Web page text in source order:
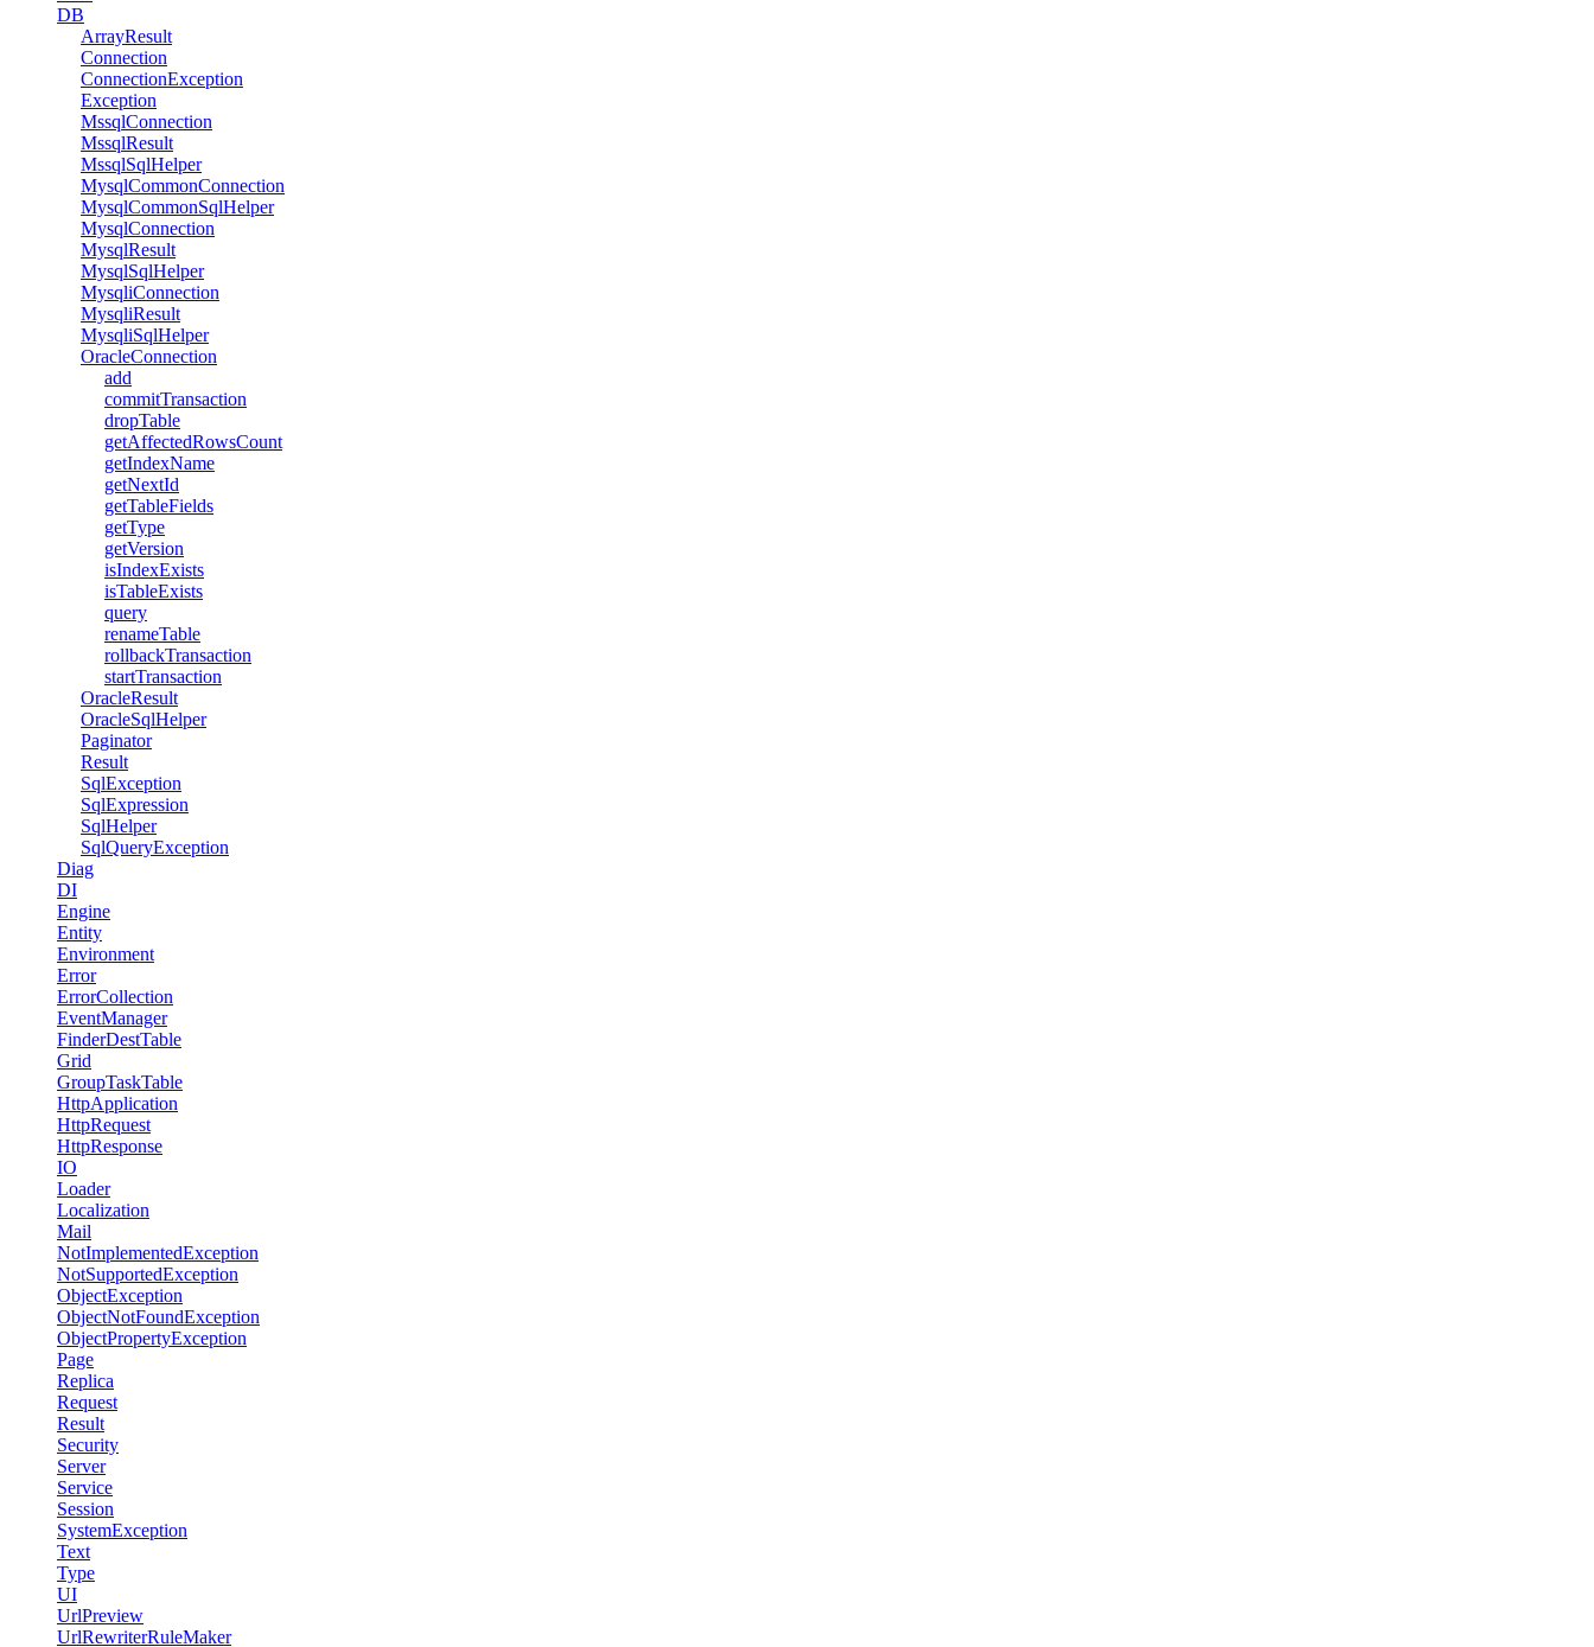
DB
ArrayResult
Connection
ConnectionException
Exception
MssqlConnection
MssqlResult
MssqlSqlHelper
MysqlCommonConnection
MysqlCommonSqlHelper
MysqlConnection
MysqlResult
MysqlSqlHelper
MysqliConnection
MysqliResult
MysqliSqlHelper
OracleConnection
add
commitTransaction
dropTable
getAffectedRowsCount
getIndexName
getNextId
getTableFields
getType
getVersion
isIndexExists
isTableExists
query
renameTable
rollbackTransaction
startTransaction
OracleResult
OracleSqlHelper
Paginator
Result
SqlException
SqlExpression
SqlHelper
SqlQueryException
Diag
DI
Engine
Entity
Environment
Error
ErrorCollection
EventManager
FinderDestTable
Grid
GroupTaskTable
HttpApplication
HttpRequest
HttpResponse
IO
Loader
Localization
Mail
NotImplementedException
NotSupportedException
ObjectException
ObjectNotFoundException
ObjectPropertyException
Page
Replica
Request
Result
Security
Server
Service
Session
SystemException
Text
Type
UI
UrlPreview
UrlRewriterRuleMaker